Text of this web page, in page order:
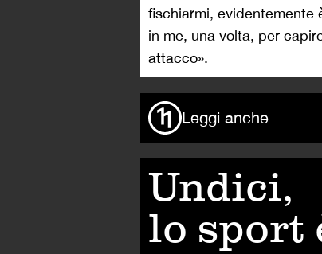
fischiarmi, evidentemente
in me, una volta, per
attacco».
Leggi anche
Undici,
lo sport